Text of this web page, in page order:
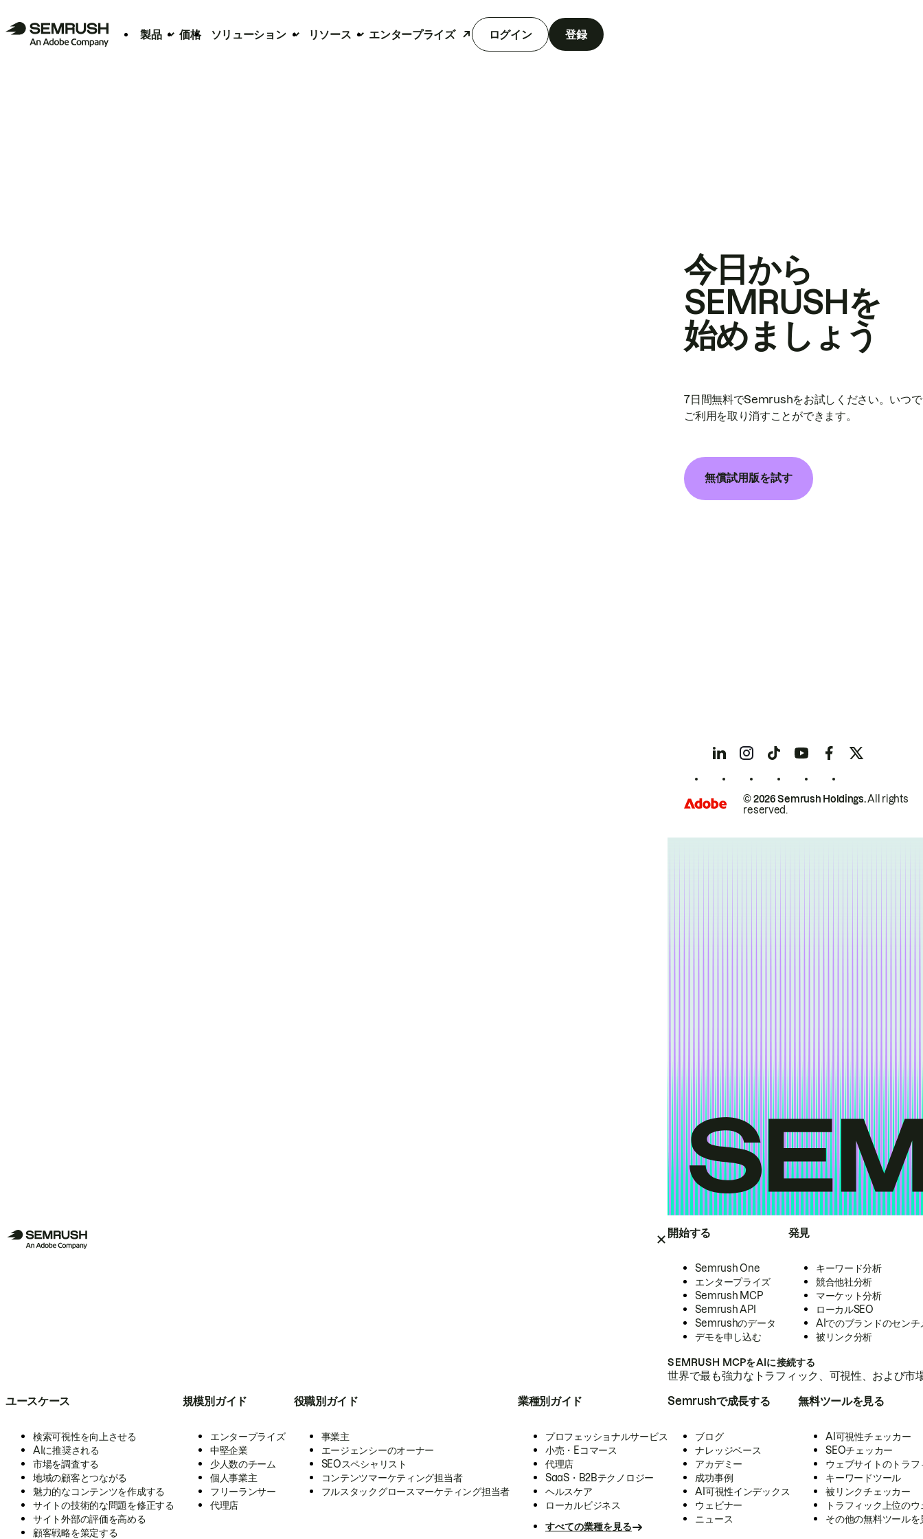
製品 価格 ソリューション リソース エンタープライズ ログイン 登録
開始する
Semrush One
エンタープライズ
Semrush MCP
Semrush API
Semrushのデータ
デモを申し込む
発見
キーワード分析
競合他社分析
マーケット分析
ローカルSEO
AIでのブランドのセンチ
被リンク分析
SEMRUSH MCPをAIに接続する
世界で最も強力なトラフィック、可視性、および
ユースケース
検索可視性を向上させる
AIに推奨される
市場を調査する
地域の顧客とつながる
魅力的なコンテンツを作成する
サイトの技術的な問題を修正する
サイト外部の評価を高める
顧客戦略を策定する
規模別ガイド
エンタープライズ
中堅企業
少人数のチーム
個人事業主
フリーランサー
代理店
役職別ガイド
事業主
エージェンシーのオーナー
SEOスペシャリスト
コンテンツマーケティング担当者
フルスタックグロースマーケティング担当者
業種別ガイド
プロフェッショナルサービス
小売・Eコマース
代理店
SaaS・B2Bテクノロジー
ヘルスケア
ローカルビジネス
すべての業種を見る
Semrushで成長する
ブログ
ナレッジベース
アカデミー
成功事例
AI可視性インデックス
ウェビナー
ニュース
無料ツールを見る
AI可視性チェッカー
SEOチェッカー
ウェブサイトのトラ
キーワードツール
被リンクチェッカー
トラフィック上位の
その他の無料ツールを
今日から
SEMRUSHを
始めましょう
7日間無料でSemrushをお試しください。いつ
ご利用を取り消すことができます。
無償試用版を試す
© 2026 Semrush Holdings.All rights
reserved.